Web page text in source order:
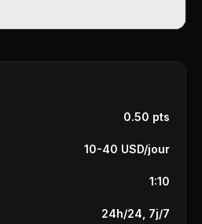
0.50 pts
10-40 USD/jour
1:10
24h/24, 7j/7